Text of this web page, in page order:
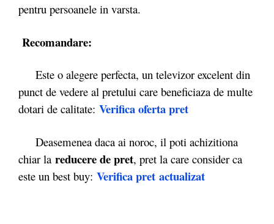
pentru persoanele in varsta.
Recomandare:
Este o alegere perfecta, un televizor excelent din
punct de vedere al pretului care beneficiaza de multe
dotari de calitate: Verifica oferta pret
Deasemenea daca ai noroc, il poti achizitiona
chiar la reducere de pret, pret la care consider ca
este un best buy: Verifica pret actualizat